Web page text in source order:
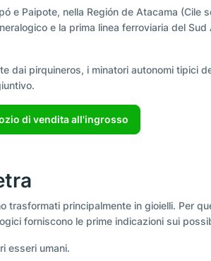
e Paipote, nella Región de Atacama
e la prima linea ferroviaria del
dai pirquineros, i minatori autonomi tipici
di vendita all'ingrosso
trasformati principalmente in gioielli. Per
forniscono le prime indicazioni sui
esseri umani.